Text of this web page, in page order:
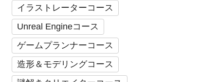
イラストレーターコース
Unreal Engineコース
ゲームプランナーコース
造形＆モデリングコース